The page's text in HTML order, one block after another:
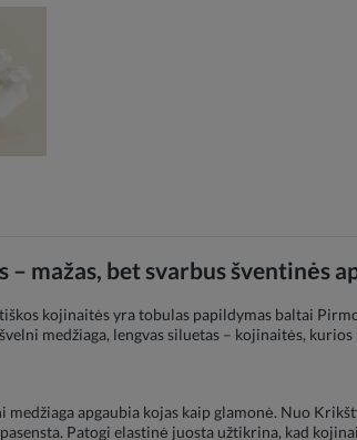
mažas, bet svarbus šventinės
kojinaitės yra tobulas papildymas baltai
medžiaga, lengvas siluetas – kojinaitės,
medžiaga apgaubia kojas kaip glamonė. Nuo
Patogi elastinė juosta užtikrina, kad